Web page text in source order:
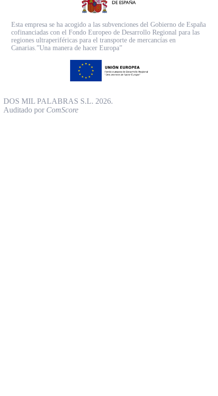
Esta empresa se ha acogido a las subvenciones del Gobierno de España
cofinanciadas con el Fondo Europeo de Desarrollo Regional para las
regiones ultraperiféricas para el transporte de mercancías en
Canarias.”Una manera de hacer Europa”
DOS MIL PALABRAS S.L. 2026.
Auditado por ComScore